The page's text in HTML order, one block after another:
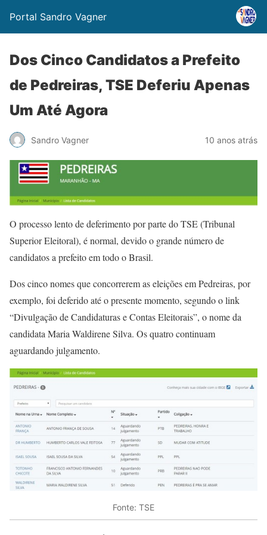
Portal Sandro Vagner
Dos Cinco Candidatos a Prefeito
de Pedreiras, TSE Deferiu Apenas
Um Até Agora
Sandro Vagner 10 anos atrás
O processo lento de deferimento por parte do TSE (Tribunal
Superior Eleitoral), é normal, devido o grande número de
candidatos a prefeito em todo o Brasil.
Dos cinco nomes que concorrerem as eleições em Pedreiras, por
exemplo, foi deferido até o presente momento, segundo o link
“Divulgação de Candidaturas e Contas Eleitorais”, o nome da
candidata Maria Waldirene Silva. Os quatro continuam
aguardando julgamento.
Fonte: TSE